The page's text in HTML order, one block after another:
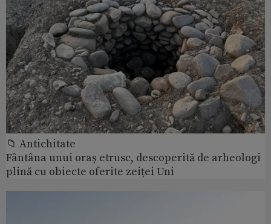
📁 Antichitate
Fântâna unui oraș etrusc, descoperită de arheologi
plină cu obiecte oferite zeiței Uni